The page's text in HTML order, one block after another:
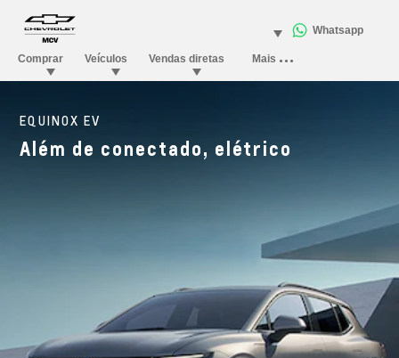
EQUINOX EV
Além de conectado, elétrico